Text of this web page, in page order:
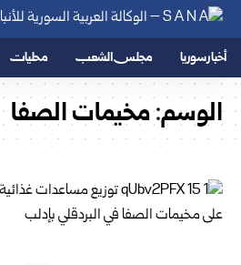
أخبار سوريا مجلس الشعب محليات
الوسم:مخيمات الصفا